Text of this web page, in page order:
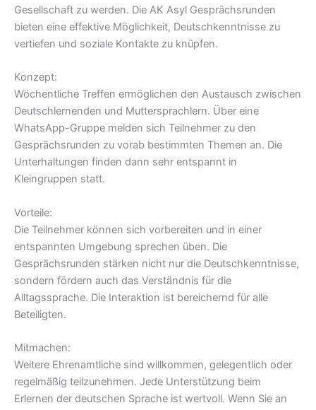
Gesellschaft zu werden. Die AK Asyl Gesprächsrunden
bieten eine effektive Möglichkeit, Deutschkenntnisse zu
vertiefen und soziale Kontakte zu knüpfen.
Konzept:
Wöchentliche Treffen ermöglichen den Austausch zwischen
Deutschlernenden und Muttersprachlern. Über eine
WhatsApp-Gruppe melden sich Teilnehmer zu den
Gesprächsrunden zu vorab bestimmten Themen an. Die
Unterhaltungen finden dann sehr entspannt in
Kleingruppen statt.
Vorteile:
Die Teilnehmer können sich vorbereiten und in einer
entspannten Umgebung sprechen üben. Die
Gesprächsrunden stärken nicht nur die Deutschkenntnisse,
sondern fördern auch das Verständnis für die
Alltagssprache. Die Interaktion ist bereichernd für alle
Beteiligten.
Mitmachen:
Weitere Ehrenamtliche sind willkommen, gelegentlich oder
regelmäßig teilzunehmen. Jede Unterstützung beim
Erlernen der deutschen Sprache ist wertvoll. Wenn Sie an